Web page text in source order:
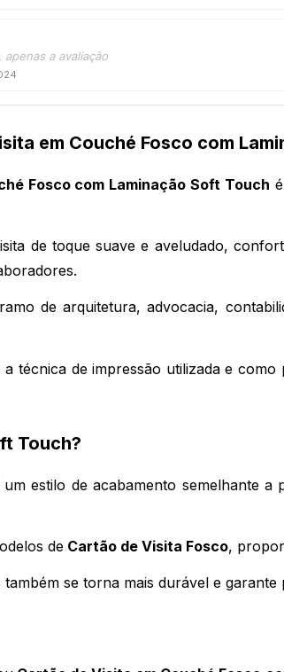
a avaliação
em Couché Fosco com
Fosco com Laminação Soft Touch
de toque suave e aveludado,
de arquitetura, advocacia,
técnica de impressão utilizada e como
Touch?
um estilo de acabamento semelhante
de Cartão de Visita Fosco,
se torna mais durável e